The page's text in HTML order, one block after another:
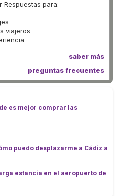
Respuestas para:
viajeros
saber más
preguntas frecuentes
es mejor comprar las
puedo desplazarme a Cádiz a
estancia en el aeropuerto de